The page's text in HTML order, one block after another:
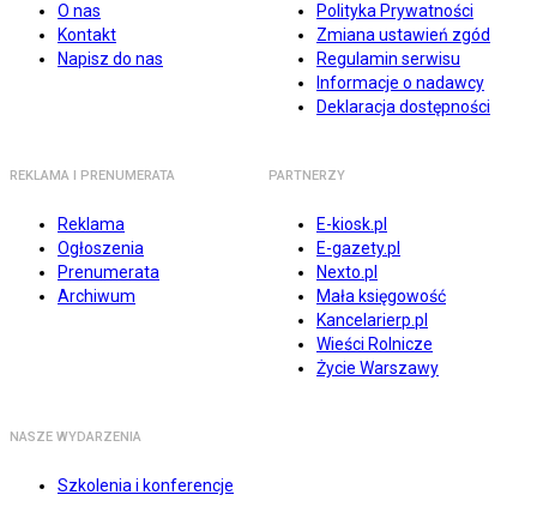
O nas
Kontakt
Napisz do nas
Polityka Prywatności
Zmiana ustawień zgód
Regulamin serwisu
Informacje o nadawcy
Deklaracja dostępności
REKLAMA I PRENUMERATA
Reklama
Ogłoszenia
Prenumerata
Archiwum
PARTNERZY
E-kiosk.pl
E-gazety.pl
Nexto.pl
Mała księgowość
Kancelarierp.pl
Wieści Rolnicze
Życie Warszawy
NASZE WYDARZENIA
Szkolenia i konferencje